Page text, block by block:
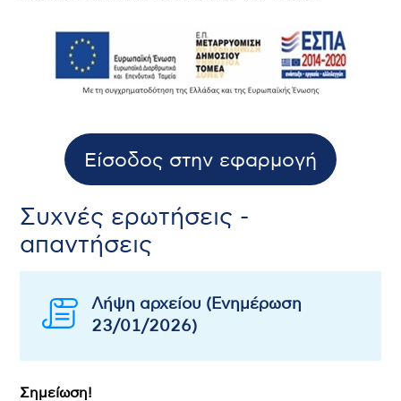
Είσοδος στην εφαρμογή
Συχνές ερωτήσεις -
απαντήσεις
Λήψη αρχείου (Ενημέρωση
23/01/2026)
Σημείωση!